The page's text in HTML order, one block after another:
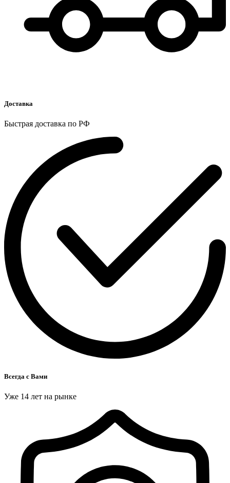
Доставка
Быстрая доставка по РФ
Всегда с Вами
Уже 14 лет на рынке